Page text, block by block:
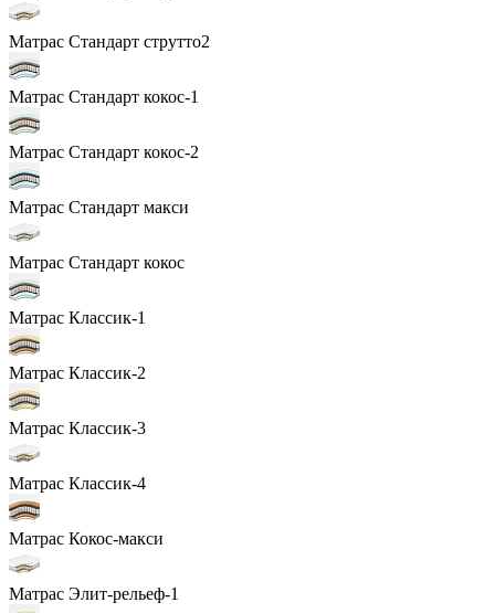
Матрас Стандарт струтто2
Матрас Стандарт кокос-1
Матрас Стандарт кокос-2
Матрас Стандарт макси
Матрас Стандарт кокос
Матрас Классик-1
Матрас Классик-2
Матрас Классик-3
Матрас Классик-4
Матрас Кокос-макси
Матрас Элит-рельеф-1